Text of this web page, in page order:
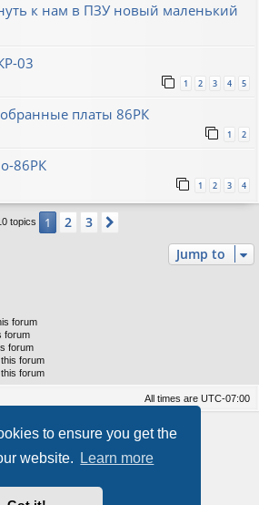
to ensure you get the
website.
Learn more
к нам в ПЗУ новый маленький
03
1 2 3 4 5
платы 86РК
1 2
86РК
1 2 3 4
topics 1 2 3
Jump to
forum
forum
forum
forum
forum
All times are UTC-07:00
® Forum Software © phpBB Limited
VPS Hosting By RimuHosting